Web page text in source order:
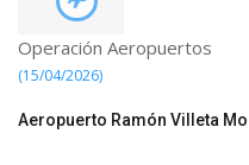
Operación Aeropuertos
(15/04/2026)
Aeropuerto Ramón Villeta